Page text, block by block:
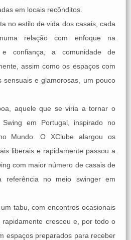
em locais recônditos.
no estilo de vida dos casais, cada
relação com enfoque na
e confiança, a comunidade de
assim como os espaços com
sensuais e glamorosas, um pouco
aquele que se viria a tornar o
em Portugal, inspirado no
Mundo. O XClube alargou os
liberais e rapidamente passou a
com maior número de casais de
no meio swinger em
tabu, com encontros ocasionais
rapidamente cresceu e, por todo o
espaços preparados para receber